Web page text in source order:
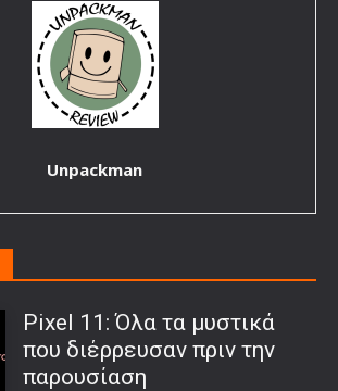
Unpackman
Pixel 11: Όλα τα μυστικά
που διέρρευσαν πριν την
παρουσίαση